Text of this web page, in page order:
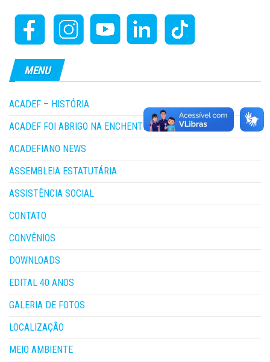
MENU
ACADEF – HISTÓRIA
ACADEF FOI ABRIGO NA ENCHENTE
ACADEFIANO NEWS
ASSEMBLEIA ESTATUTÁRIA
ASSISTÊNCIA SOCIAL
CONTATO
CONVÊNIOS
DOWNLOADS
EDITAL 40 ANOS
GALERIA DE FOTOS
LOCALIZAÇÃO
MEIO AMBIENTE